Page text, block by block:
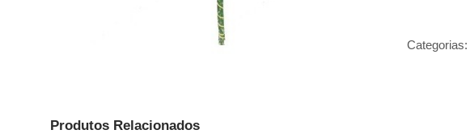
Categorias:
Produtos Relacionados